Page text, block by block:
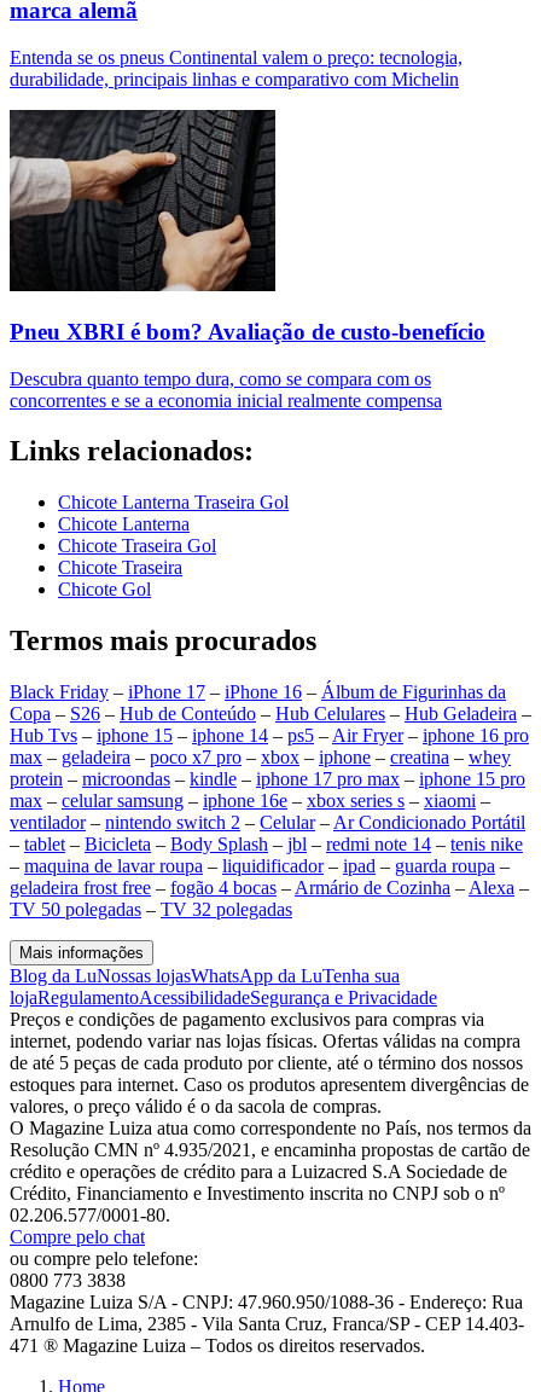
marca alemã
Entenda se os pneus Continental valem o preço: tecnologia,
durabilidade, principais linhas e comparativo com Michelin
Pneu XBRI é bom? Avaliação de custo-benefício
Descubra quanto tempo dura, como se compara com os
concorrentes e se a economia inicial realmente compensa
Links relacionados:
Chicote Lanterna Traseira Gol
Chicote Lanterna
Chicote Traseira Gol
Chicote Traseira
Chicote Gol
Termos mais procurados
Black Friday – iPhone 17 – iPhone 16 – Álbum de Figurinhas da
Copa – S26 – Hub de Conteúdo – Hub Celulares – Hub Geladeira –
Hub Tvs – iphone 15 – iphone 14 – ps5 – Air Fryer– iphone 16 pro
max – geladeira – poco x7 pro – xbox – iphone – creatina – whey
protein – microondas – kindle – iphone 17 pro max – iphone 15 pro
max – celular samsung – iphone 16e – xbox series s – xiaomi –
ventilador– nintendo switch 2 – Celular– Ar Condicionado Portátil
– tablet – Bicicleta – Body Splash – jbl – redmi note 14 – tenis nike
– maquina de lavar roupa – liquidificador– ipad – guarda roupa –
geladeira frost free – fogão 4 bocas – Armário de Cozinha – Alexa –
TV 50 polegadas – TV 32 polegadas
Mais informações
Blog da LuNossas lojasWhatsApp da LuTenha sua
lojaRegulamentoAcessibilidadeSegurança e Privacidade
Preços e condições de pagamento exclusivos para compras via
internet, podendo variar nas lojas físicas. Ofertas válidas na compra
de até 5 peças de cada produto por cliente, até o término dos nossos
estoques para internet. Caso os produtos apresentem divergências de
valores, o preço válido é o da sacola de compras.
O Magazine Luiza atua como correspondente no País, nos termos da
Resolução CMN nº 4.935/2021, e encaminha propostas de cartão de
crédito e operações de crédito para a Luizacred S.A Sociedade de
Crédito, Financiamento e Investimento inscrita no CNPJ sob o nº
02.206.577/0001-80.
Compre pelo chat
ou compre pelo telefone:
0800 773 3838
Magazine Luiza S/A - CNPJ: 47.960.950/1088-36 - Endereço: Rua
Arnulfo de Lima, 2385 - Vila Santa Cruz, Franca/SP - CEP 14.403-
471 ® Magazine Luiza – Todos os direitos reservados.
Home